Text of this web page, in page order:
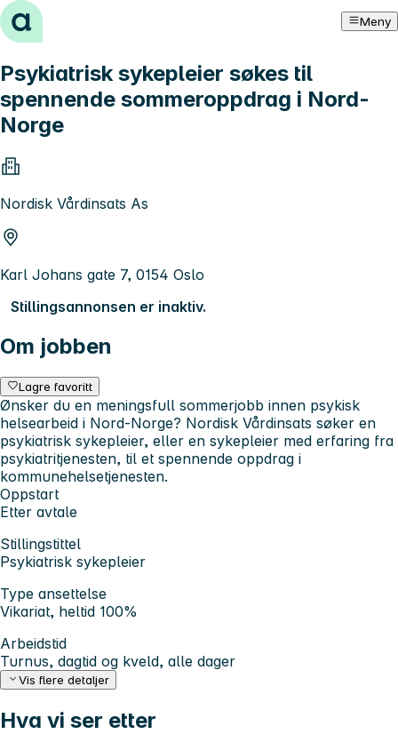
Hopp til innhold Meny
Psykiatrisk sykepleier søkes til
spennende sommeroppdrag i Nord-
Norge
Nordisk Vårdinsats As
Karl Johans gate 7, 0154 Oslo
Stillingsannonsen er inaktiv.
Om jobben
Lagre favoritt
Ønsker du en meningsfull sommerjobb innen psykisk
helsearbeid i Nord-Norge? Nordisk Vårdinsats søker en
psykiatrisk sykepleier, eller en sykepleier med erfaring fra
psykiatritjenesten, til et spennende oppdrag i
kommunehelsetjenesten.
Oppstart
Etter avtale
Stillingstittel
Psykiatrisk sykepleier
Type ansettelse
Vikariat, heltid 100%
Arbeidstid
Turnus, dagtid og kveld, alle dager
Vis flere detaljer
Hva vi ser etter